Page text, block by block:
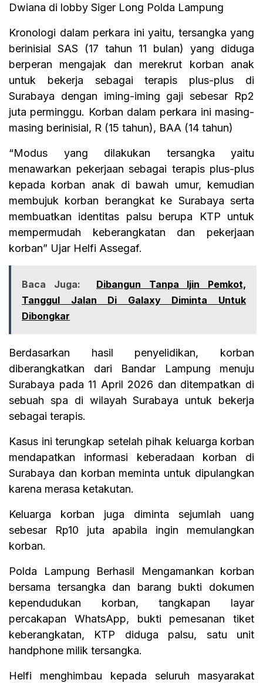
Dwiana di lobby Siger Long Polda Lampung
Kronologi dalam perkara ini yaitu, tersangka yang
berinisial SAS (17 tahun 11 bulan) yang diduga
berperan mengajak dan merekrut korban anak
untuk bekerja sebagai terapis plus-plus di
Surabaya dengan iming-iming gaji sebesar Rp2
juta perminggu. Korban dalam perkara ini masing-
masing berinisial, R (15 tahun), BAA (14 tahun)
“Modus yang dilakukan tersangka yaitu
menawarkan pekerjaan sebagai terapis plus-plus
kepada korban anak di bawah umur, kemudian
membujuk korban berangkat ke Surabaya serta
membuatkan identitas palsu berupa KTP untuk
mempermudah keberangkatan dan pekerjaan
korban” Ujar Helfi Assegaf.
Baca Juga:
Dibangun Tanpa Ijin Pemkot,
Tanggul Jalan Di Galaxy Diminta Untuk
Dibongkar
Berdasarkan hasil penyelidikan, korban
diberangkatkan dari Bandar Lampung menuju
Surabaya pada 11 April 2026 dan ditempatkan di
sebuah spa di wilayah Surabaya untuk bekerja
sebagai terapis.
Kasus ini terungkap setelah pihak keluarga korban
mendapatkan informasi keberadaan korban di
Surabaya dan korban meminta untuk dipulangkan
karena merasa ketakutan.
Keluarga korban juga diminta sejumlah uang
sebesar Rp10 juta apabila ingin memulangkan
korban.
Polda Lampung Berhasil Mengamankan korban
bersama tersangka dan barang bukti dokumen
kependudukan korban, tangkapan layar
percakapan WhatsApp, bukti pemesanan tiket
keberangkatan, KTP diduga palsu, satu unit
handphone milik tersangka.
Helfi menghimbau kepada seluruh masyarakat